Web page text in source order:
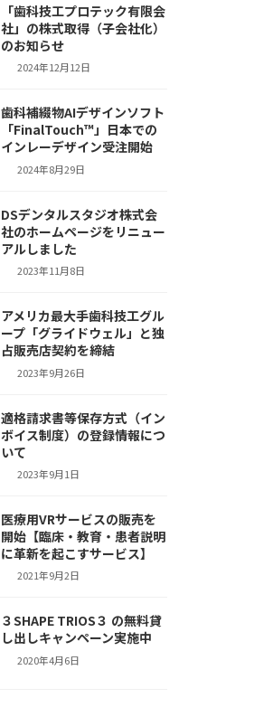
「歯科技工プロテック有限会
社」の株式取得（子会社化）
のお知らせ
2024年12月12日
歯科補綴物AIデザインソフト
「FinalTouch™」日本での
インレーデザイン受注開始
2024年8月29日
DSデンタルスタジオ株式会
社のホームページをリニュー
アルしました
2023年11月8日
アメリカ最大手歯科技工グル
ープ「グライドウェル」と独
占販売店契約を締結
2023年9月26日
適格請求書等保存方式（イン
ボイス制度）の登録情報につ
いて
2023年9月1日
医療用VRサービスの販売を
開始【臨床・教育・患者説明
に革新を起こすサービス】
2021年9月2日
３SHAPE TRIOS３ の無料貸
し出しキャンペーン実施中
2020年4月6日